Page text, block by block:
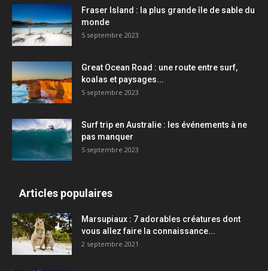
Fraser Island : la plus grande île de sable du
monde
5 septembre 2023
Great Ocean Road : une route entre surf,
koalas et paysages...
5 septembre 2023
Surf trip en Australie : les événements à ne
pas manquer
5 septembre 2023
Articles populaires
Marsupiaux : 7 adorables créatures dont
vous allez faire la connaissance...
2 septembre 2021